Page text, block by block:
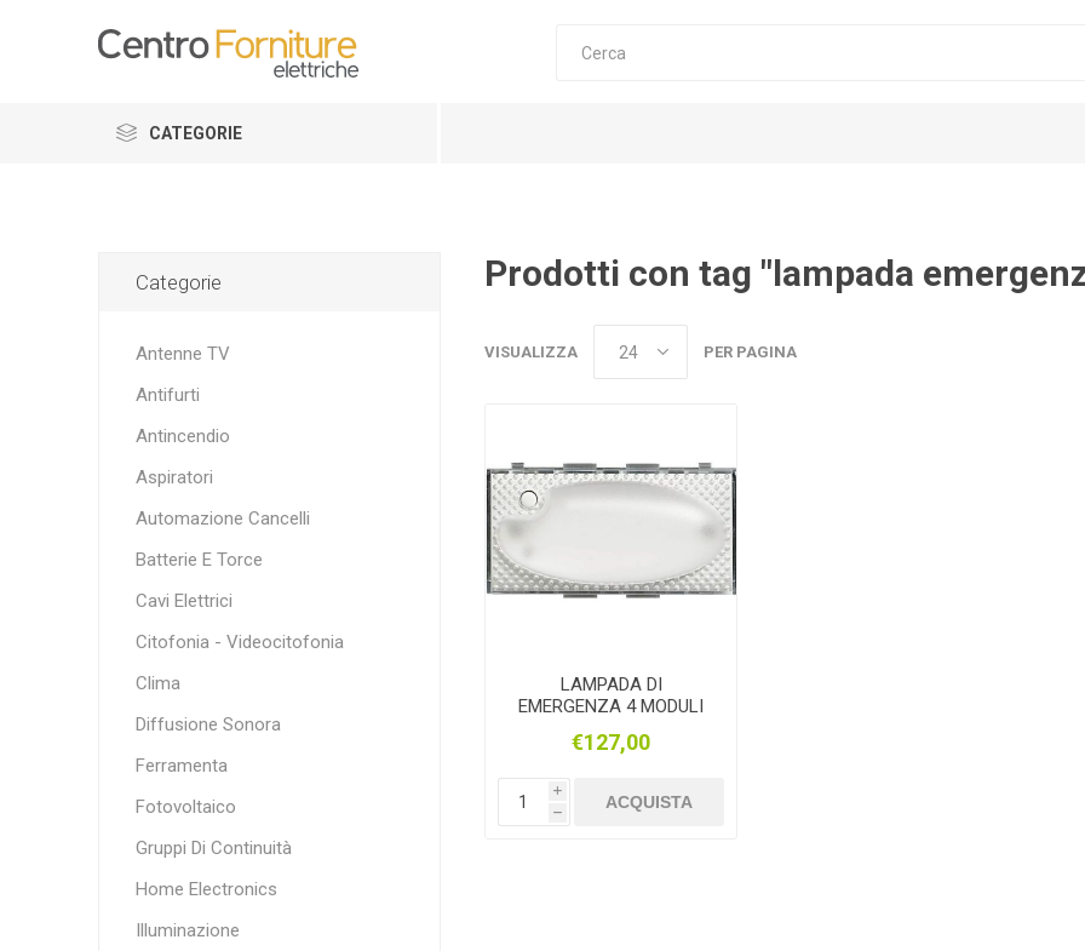
CATEGORIE
Prodotti con tag "lampada
VISUALIZZA PER PAGINA
LAMPADA DI
EMERGENZA 4 MODULI
€127,00
i
h
ACQUISTA
Categorie
Antenne TV
Antifurti
Antincendio
Aspiratori
Automazione Cancelli
Batterie E Torce
Cavi Elettrici
Citofonia - Videocitofonia
Clima
Diffusione Sonora
Ferramenta
Fotovoltaico
Gruppi Di Continuità
Home Electronics
Illuminazione